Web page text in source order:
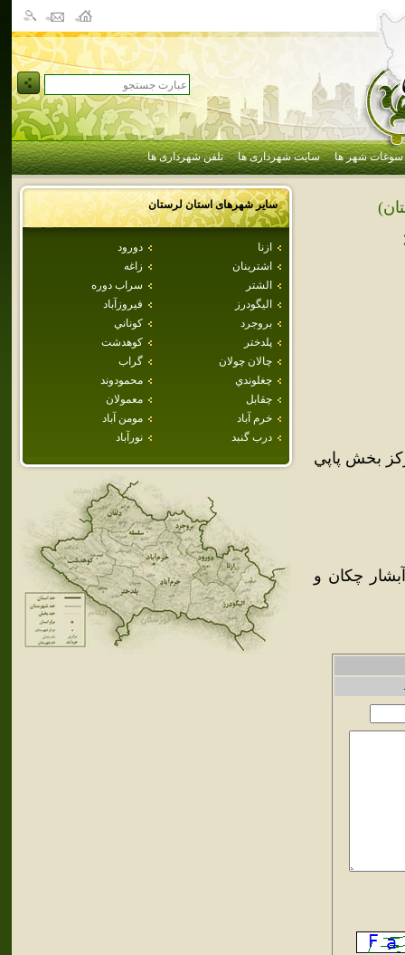
سوغات شهر ها سایت شهرداری ها تلفن شهرداری ها
سایر شهرهای استانلرستان
ازنا
دورود
اشترينان
زاغه
الشتر
سراب دوره
اليگودرز
فيروزآباد
بروجرد
كوناني
پلدختر
كوهدشت
چالان چولان
گراب
چغلوندي
محمودوند
چقابل
معمولان
خرم آباد
مومن آباد
درب گنبد
نورآباد
بخش پاپي
چکان و